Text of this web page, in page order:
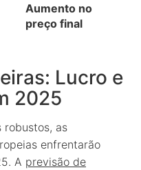
Aumento no
preço final
Lucro e
2025
robustos, as
enfrentarão
A previsão de